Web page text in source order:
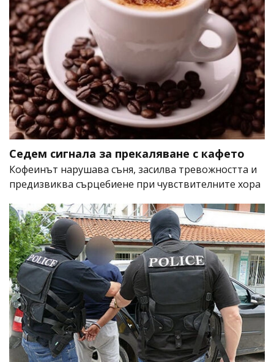
Седем сигнала за прекаляване с кафето
Кофеинът нарушава съня, засилва тревожността и
предизвиква сърцебиене при чувствителните хора